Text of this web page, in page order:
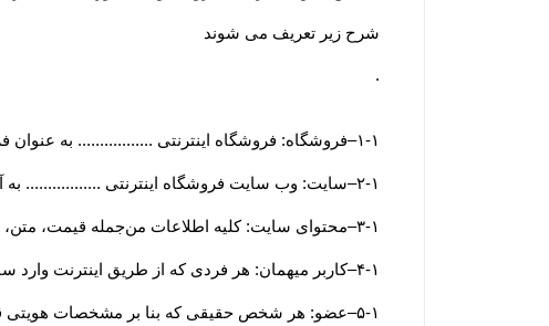
شرح زیر تعریف می شوند
.
۱-۱–فروشگاه: فروشگاه اینترنتی ................. به عنوان
۲-۱–سایت: وب سایت فروشگاه اینترنتی ................. به
۳-۱–محتوای سایت: کلیه اطلاعات من‌جمله قیمت،
۴-۱–کاربر میهمان: هر فردی که از طریق اینترنت
۵-۱–عضو: هر شخص حقیقی که بنا بر مشخصات هویتی